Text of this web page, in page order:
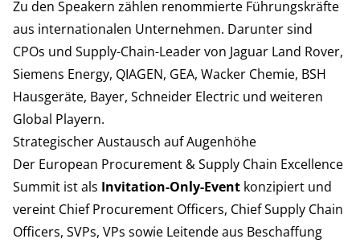
Zu den Speakern zählen renommierte Führungskräfte
aus internationalen Unternehmen. Darunter sind
CPOs und Supply-Chain-Leader von Jaguar Land Rover,
Siemens Energy, QIAGEN, GEA, Wacker Chemie, BSH
Hausgeräte, Bayer, Schneider Electric und weiteren
Global Playern.
Strategischer Austausch auf Augenhöhe
Der European Procurement & Supply Chain Excellence
Summit ist als Invitation-Only-Event konzipiert und
vereint Chief Procurement Officers, Chief Supply Chain
Officers, SVPs, VPs sowie Leitende aus Beschaffung